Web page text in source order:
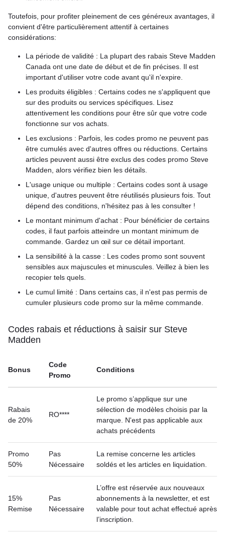
Toutefois, pour profiter pleinement de ces généreux avantages, il
convient d'être particulièrement attentif à certaines
considérations:
La période de validité : La plupart des rabais Steve Madden
Canada ont une date de début et de fin précises. Il est
important d'utiliser votre code avant qu'il n'expire.
Les produits éligibles : Certains codes ne s'appliquent que
sur des produits ou services spécifiques. Lisez
attentivement les conditions pour être sûr que votre code
fonctionne sur vos achats.
Les exclusions : Parfois, les codes promo ne peuvent pas
être cumulés avec d'autres offres ou réductions. Certains
articles peuvent aussi être exclus des codes promo Steve
Madden, alors vérifiez bien les détails.
L'usage unique ou multiple : Certains codes sont à usage
unique, d'autres peuvent être réutilisés plusieurs fois. Tout
dépend des conditions, n'hésitez pas à les consulter !
Le montant minimum d'achat : Pour bénéficier de certains
codes, il faut parfois atteindre un montant minimum de
commande. Gardez un œil sur ce détail important.
La sensibilité à la casse : Les codes promo sont souvent
sensibles aux majuscules et minuscules. Veillez à bien les
recopier tels quels.
Le cumul limité : Dans certains cas, il n'est pas permis de
cumuler plusieurs code promo sur la même commande.
Codes rabais et réductions à saisir sur Steve
Madden
Bonus
Code
Promo
Conditions
Rabais
de 20%
RO****
Le promo s’applique sur une
sélection de modèles choisis par la
marque. N'est pas applicable aux
achats précédents
Promo
50%
Pas
Nécessaire
La remise concerne les articles
soldés et les articles en liquidation.
15%
Remise
Pas
Nécessaire
L’offre est réservée aux nouveaux
abonnements à la newsletter, et est
valable pour tout achat effectué après
l’inscription.